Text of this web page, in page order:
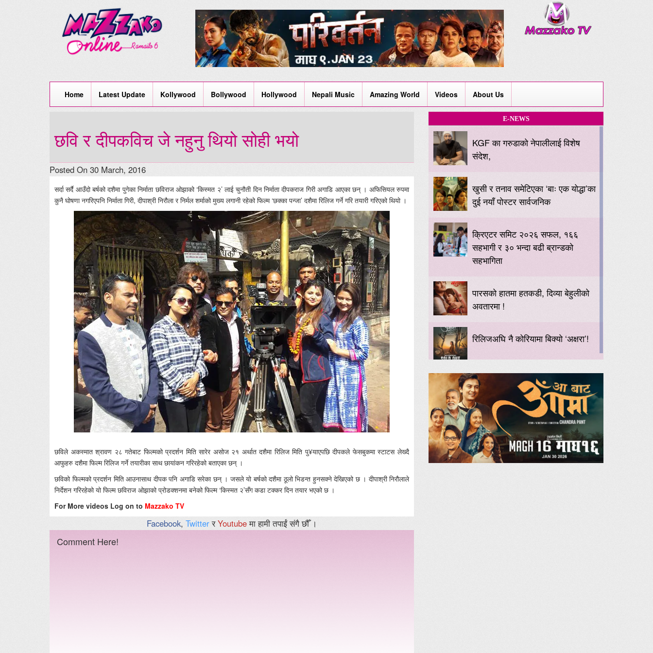
Home Latest Update Kollywood Bollywood Hollywood Nepali Music Amazing World Videos About Us
छवि र दीपकविच जे नहुनु थियो सोही भयो
Posted On 30 March, 2016
सर्दा सर्दै आउँदो बर्षको दशैमा पुगेका निर्माता छविराज ओझाको ‘किस्मत २’ लाई चुनौती दिन निर्माता दीपकराज गिरी अगाडि आएका छन् । अफिसियल रुपमा
कुनै घोषणा नगरिएपनि निर्माता गिरी, दीपाश्री निरौला र निर्मल शर्माको मुख्य लगानी रहेको फिल्म ‘छक्का पन्जा’ दशैमा रिलिज गर्ने गरि तयारी गरिएको थियो ।
छविले अकस्मात श्रावण २८ गतेबाट फिल्मको प्रदर्शन मिति सारेर असोज २१ अर्थात दशैमा रिलिज मिति पु¥याएपछि दीपकले फेसबुकमा स्टाटस लेख्दै
आफुहरु दशैमा फिल्म रिलिज गर्ने तयारीका साथ छायांकन गरिरहेको बताएका छन् ।
छविको फिल्मको प्रदर्शन मिति आउनासाथ दीपक पनि अगाडि सरेका छन् । जसले यो बर्षको दशैमा ठूलो भिडन्त हुनसक्ने देखिएको छ । दीपाश्री निरौलाले
निर्देशन गरिरहेको यो फिल्म छविराज ओझाको प्रोडक्शनमा बनेको फिल्म ‘किस्मत २’सँग कडा टक्कर दिन तयार भएको छ ।
For More videos Log on to Mazzako TV
Facebook, TwitterरYoutubeमा हामी तपाईं संगै छौँ ।
Comment Here!
E-NEWS
KGF का गरुडाको नेपालीलाई विशेष
संदेश,
खुसी र तनाव समेटिएका ‘बाः एक योद्धा’का
दुई नयाँ पोस्टर सार्वजनिक
क्रिएटर समिट २०२६ सफल, १६६
सहभागी र ३० भन्दा बढी ब्रान्डको
सहभागिता
पारसको हातमा हतकडी, दिव्या बेहुलीको
अवतारमा !
रिलिजअघि नै कोरियामा बिक्यो ‘अक्षरा’!